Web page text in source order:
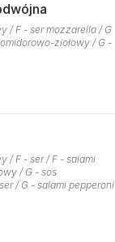
/ F - ser mozzarella / G
ziołowy / G -
/ F - ser / F - salami
/ G - sos
/ G - salami pepperoni